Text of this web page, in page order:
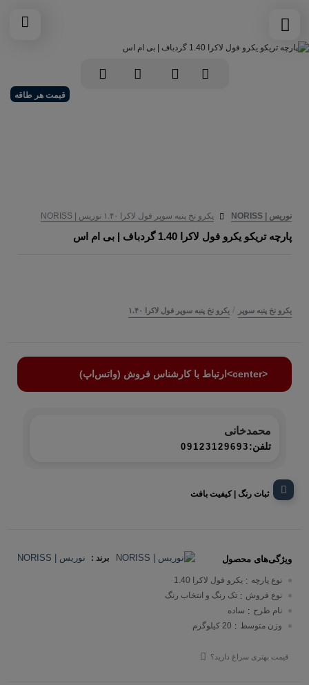
قیمت هر طاقه
نوریس | NORISS یکرو نخ پنبه سوپر فول لاکرا ۱.۴۰ نوریس | NORISS
پارچه تریکو یکرو فول لاکرا 1.40 گردباف | بی ام اس
یکرو نخ پنبه سوپر / یکرو نخ پنبه سوپر فول لاکرا ۱.۴۰
<center>ارتباط با کارشناس فروش (واتس‌اپ)
محمدخانی
تلفن: 09123129693
ثبات رنگ | کیفیت بافت
برند : نوریس | NORISS ویژگی‌های محصول
نوع پارچه : یکرو فول لاکرا 1.40
نوع فروش : تک رنگ و انتخاب رنگ
نام طرح : ساده
وزن متوسط : 20 کیلوگرم
قیمت بهتری سراغ دارید؟